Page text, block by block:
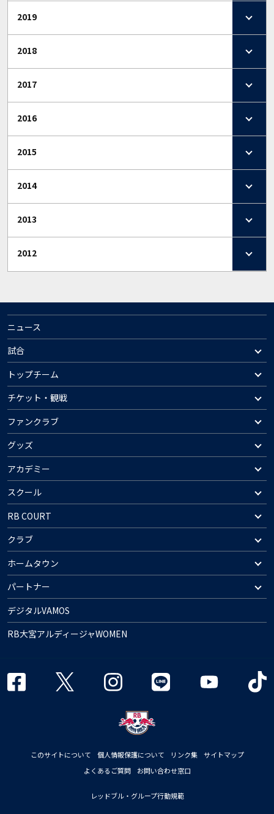
2019
2018
2017
2016
2015
2014
2013
2012
ニュース
試合
トップチーム
チケット・観戦
ファンクラブ
グッズ
アカデミー
スクール
RB COURT
クラブ
ホームタウン
パートナー
デジタルVAMOS
RB大宮アルディージャWOMEN
このサイトについて 個人情報保護について リンク集
サイトマップ
よくあるご質問
お問い合わせ窓口
レッドブル・グループ行動規範